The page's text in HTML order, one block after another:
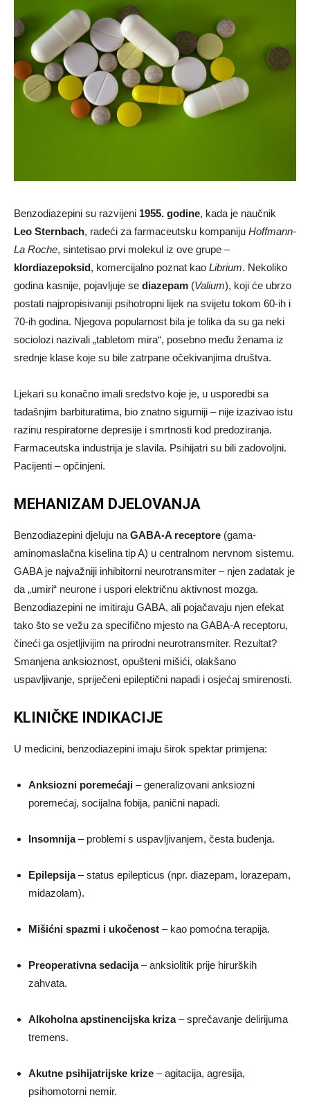
Benzodiazepini su razvijeni 1955. godine, kada je naučnik
Leo Sternbach, radeći za farmaceutsku kompaniju Hoffmann-
La Roche, sintetisao prvi molekul iz ove grupe –
klordiazepoksid, komercijalno poznat kao Librium. Nekoliko
godina kasnije, pojavljuje se diazepam (Valium), koji će ubrzo
postati najpropisivaniji psihotropni lijek na svijetu tokom 60-ih i
70-ih godina. Njegova popularnost bila je tolika da su ga neki
sociolozi nazivali „tabletom mira“, posebno među ženama iz
srednje klase koje su bile zatrpane očekivanjima društva.
Ljekari su konačno imali sredstvo koje je, u usporedbi sa
tadašnjim barbituratima, bio znatno sigurniji – nije izazivao istu
razinu respiratorne depresije i smrtnosti kod predoziranja.
Farmaceutska industrija je slavila. Psihijatri su bili zadovoljni.
Pacijenti – opčinjeni.
MEHANIZAM DJELOVANJA
Benzodiazepini djeluju na GABA-A receptore (gama-
aminomaslačna kiselina tip A) u centralnom nervnom sistemu.
GABA je najvažniji inhibitorni neurotransmiter – njen zadatak je
da „umiri“ neurone i uspori električnu aktivnost mozga.
Benzodiazepini ne imitiraju GABA, ali pojačavaju njen efekat
tako što se vežu za specifično mjesto na GABA-A receptoru,
čineći ga osjetljivijim na prirodni neurotransmiter. Rezultat?
Smanjena anksioznost, opušteni mišići, olakšano
uspavljivanje, spriječeni epileptični napadi i osjećaj smirenosti.
KLINIČKE INDIKACIJE
U medicini, benzodiazepini imaju širok spektar primjena:
Anksiozni poremećaji – generalizovani anksiozni
poremećaj, socijalna fobija, panični napadi.
Insomnija– problemi s uspavljivanjem, česta buđenja.
Epilepsija– status epilepticus (npr. diazepam, lorazepam,
midazolam).
Mišićni spazmi i ukočenost – kao pomoćna terapija.
Preoperativna sedacija– anksiolitik prije hirurških
zahvata.
Alkoholna apstinencijska kriza– sprečavanje delirijuma
tremens.
Akutne psihijatrijske krize – agitacija, agresija,
psihomotorni nemir.